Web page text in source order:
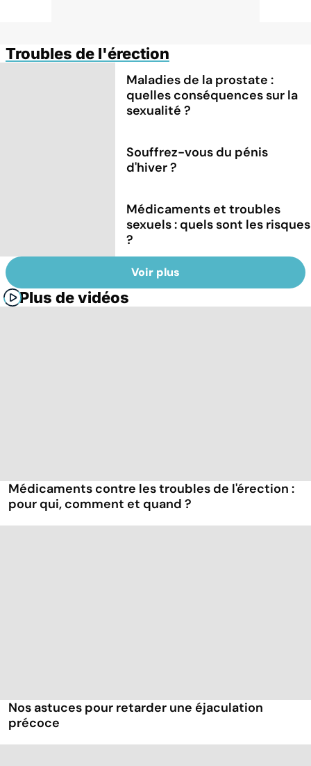
Troubles de l'érection
Maladies de la prostate :
quelles conséquences sur la
sexualité ?
Souffrez-vous du pénis
d'hiver ?
Médicaments et troubles
sexuels : quels sont les risques
?
Voir plus
Plus de vidéos
Médicaments contre les troubles de l'érection :
pour qui, comment et quand ?
Nos astuces pour retarder une éjaculation
précoce